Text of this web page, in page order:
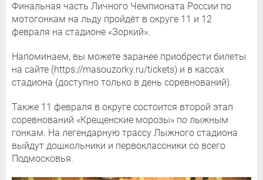
Финальная часть Личного Чемпионата России по
мотогонкам на льду пройдёт в округе 11 и 12
февраля на стадионе «Зоркий».
Напоминаем, вы можете заранее приобрести билеты
на сайте (https://masouzorky.ru/tickets) и в кассах
стадиона (доступно только в день соревнований).
Также 11 февраля в округе состоится второй этап
соревнований «Крещенские морозы» по лыжным
гонкам. На легендарную трассу Лыжного стадиона
выйдут дошкольники и первоклассники со всего
Подмосковья.